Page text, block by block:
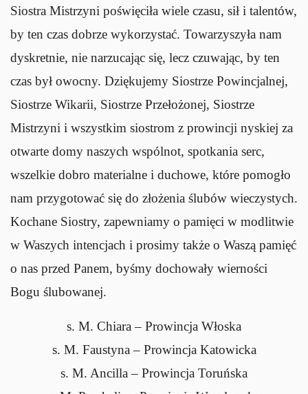
Siostra Mistrzyni poświęciła wiele czasu, sił i talentów,
by ten czas dobrze wykorzystać. Towarzyszyła nam
dyskretnie, nie narzucając się, lecz czuwając, by ten
czas był owocny. Dziękujemy Siostrze Powincjalnej,
Siostrze Wikarii, Siostrze Przełożonej, Siostrze
Mistrzyni i wszystkim siostrom z prowincji nyskiej za
otwarte domy naszych wspólnot, spotkania serc,
wszelkie dobro materialne i duchowe, które pomogło
nam przygotować się do złożenia ślubów wieczystych.
Kochane Siostry, zapewniamy o pamięci w modlitwie
w Waszych intencjach i prosimy także o Waszą pamięć
o nas przed Panem, byśmy dochowały wierności
Bogu ślubowanej.
s. M. Chiara – Prowincja Włoska
s. M. Faustyna – Prowincja Katowicka
s. M. Ancilla – Prowincja Toruńska